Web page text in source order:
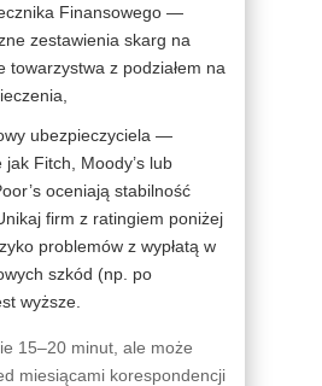
Finansowego —
zestawienia skarg na
towarzystwa z podziałem na
ubezpieczyciela —
Fitch, Moody’s lub
oceniają stabilność
firm z ratingiem poniżej
problemów z wypłatą w
szkód (np. po
wyższe.
15–20 minut, ale może
miesiącami korespondencji